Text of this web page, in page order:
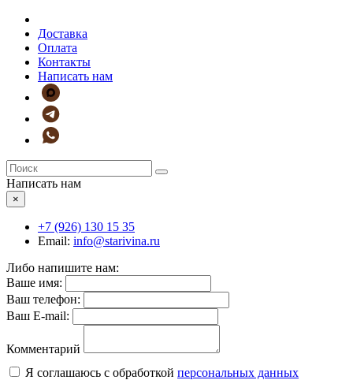
Доставка
Оплата
Контакты
Написать нам
Написать нам
×
+7 (926) 130 15 35
Email: info@starivina.ru
Либо напишите нам:
Ваше имя:
Ваш телефон:
Ваш E-mail:
Комментарий
Я соглашаюсь с обработкой персональных данных